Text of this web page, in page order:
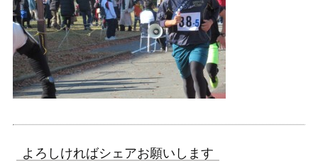
よろしければシェアお願いします